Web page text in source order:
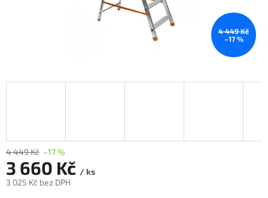
4 449 Kč
–17 %
4 449 Kč –17 %
3 660 Kč / ks
3 025 Kč bez DPH